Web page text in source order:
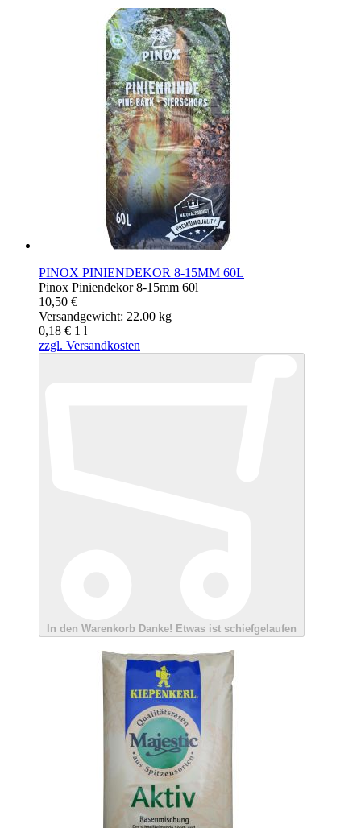
PINOX PINIENDEKOR 8-15MM 60L
Pinox Piniendekor 8-15mm 60l
10,50 €
Versandgewicht: 22.00 kg
0,18 € 1 l
zzgl. Versandkosten
In den Warenkorb Danke! Etwas ist schiefgelaufen